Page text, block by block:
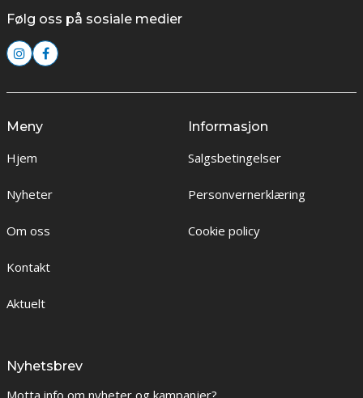
Følg oss på sosiale medier
Meny
Hjem
Nyheter
Om oss
Kontakt
Aktuelt
Informasjon
Salgsbetingelser
Personvernerklæring
Cookie policy
Nyhetsbrev
Motta info om nyheter og kampanjer?